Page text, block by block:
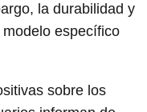
la durabilidad y
específico
sobre los